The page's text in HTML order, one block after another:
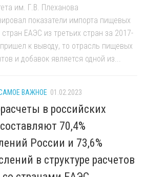
им. Г.В. Плеханова
показатели импорта пищевых
стран ЕАЭС из третьих стран за 2017-
к выводу, то отрасль пищевых
и добавок является одной из...
ВАЖНОЕ 01.02.2023
в российских
70,4%
России и 73,6%
в структуре расчетов